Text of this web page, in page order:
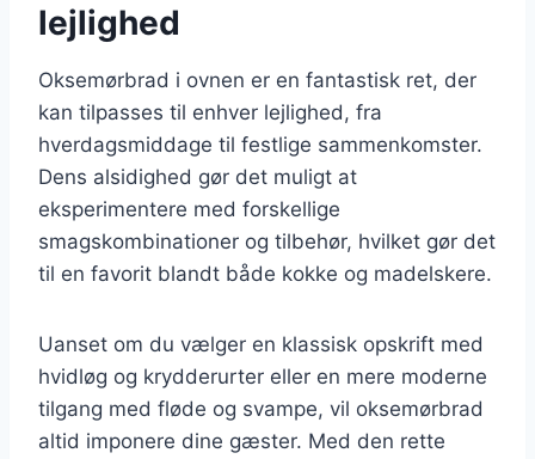
lejlighed
Oksemørbrad i ovnen er en fantastisk ret, der
kan tilpasses til enhver lejlighed, fra
hverdagsmiddage til festlige sammenkomster.
Dens alsidighed gør det muligt at
eksperimentere med forskellige
smagskombinationer og tilbehør, hvilket gør det
til en favorit blandt både kokke og madelskere.
Uanset om du vælger en klassisk opskrift med
hvidløg og krydderurter eller en mere moderne
tilgang med fløde og svampe, vil oksemørbrad
altid imponere dine gæster. Med den rette